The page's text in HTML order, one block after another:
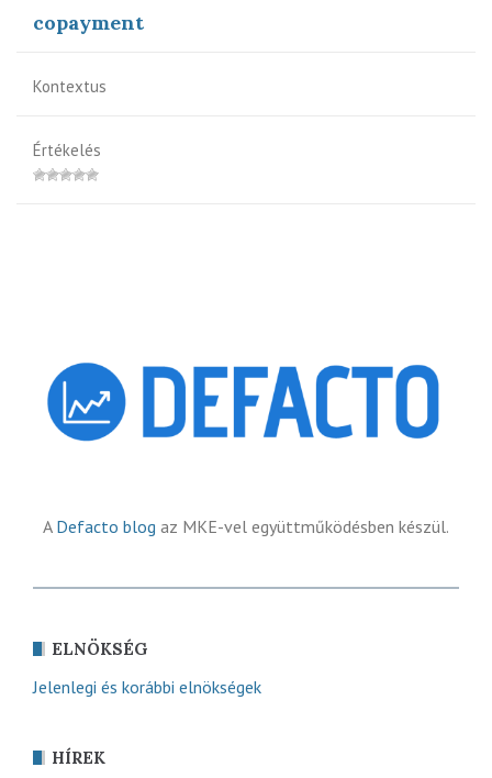
copayment
Kontextus
Értékelés
A Defacto blog az MKE-vel együttműködésben készül.
ELNÖKSÉG
Jelenlegi és korábbi elnökségek
HÍREK